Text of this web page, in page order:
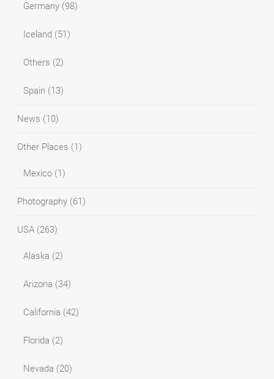
Germany (98)
Iceland (51)
Others (2)
Spain (13)
News (10)
Other Places (1)
Mexico (1)
Photography (61)
USA (263)
Alaska (2)
Arizona (34)
California (42)
Florida (2)
Nevada (20)